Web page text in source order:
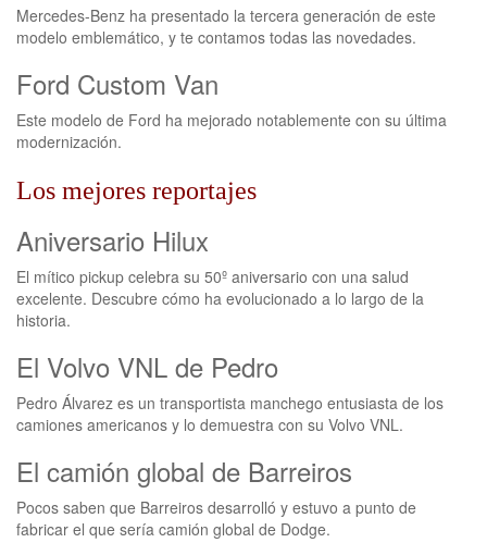
Mercedes-Benz ha presentado la tercera generación de este
modelo emblemático, y te contamos todas las novedades.
Ford Custom Van
Este modelo de Ford ha mejorado notablemente con su última
modernización.
Los mejores reportajes
Aniversario Hilux
El mítico pickup celebra su 50º aniversario con una salud
excelente. Descubre cómo ha evolucionado a lo largo de la
historia.
El Volvo VNL de Pedro
Pedro Álvarez es un transportista manchego entusiasta de los
camiones americanos y lo demuestra con su Volvo VNL.
El camión global de Barreiros
Pocos saben que Barreiros desarrolló y estuvo a punto de
fabricar el que sería camión global de Dodge.